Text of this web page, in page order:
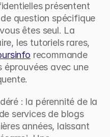
présentent
question spécifique
êtes seul. La
les tutoriels rares,
recommande
éprouvées avec une
: la pérennité de la
services de blogs
années, laissant